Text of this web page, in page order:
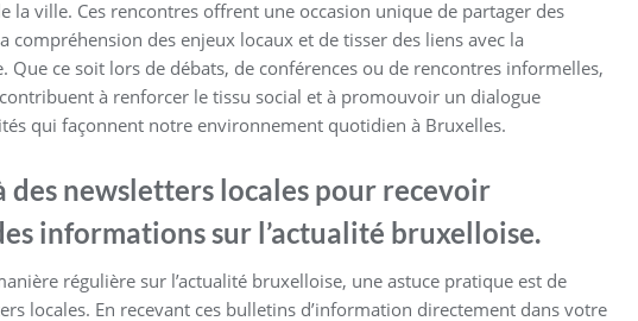
la ville. Ces rencontres offrent une occasion unique de partager des
compréhension des enjeux locaux et de tisser des liens avec la
Que ce soit lors de débats, de conférences ou de rencontres informelles,
contribuent à renforcer le tissu social et à promouvoir un dialogue
qui façonnent notre environnement quotidien à Bruxelles.
des newsletters locales pour recevoir
informations sur l’actualité bruxelloise.
régulière sur l’actualité bruxelloise, une astuce pratique est de
locales. En recevant ces bulletins d’information directement dans votre